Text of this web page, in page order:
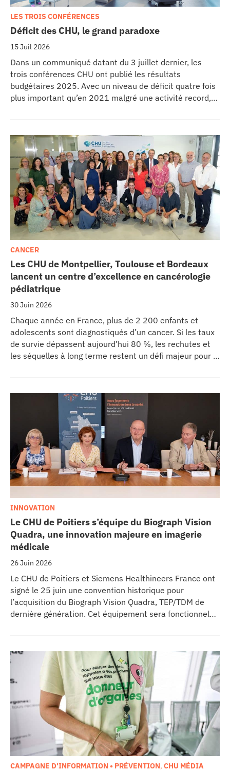
Déficit des CHU, le grand paradoxe
15 Juil 2026
LES TROIS CONFÉRENCES
Dans un communiqué datant du 3 juillet dernier, les
trois conférences CHU ont publié les résultats
budgétaires 2025. Avec un niveau de déficit quatre fois
plus important qu’en 2021 malgré une activité record,
Les CHU de Montpellier, Toulouse et Bordeaux
lancent un centre d’excellence en cancérologie
pédiatrique
30 Juin 2026
CANCER
Chaque année en France, plus de 2 200 enfants et
adolescents sont diagnostiqués d’un cancer. Si les taux
de survie dépassent aujourd’hui 80 %, les rechutes et
les séquelles à long terme restent un défi majeur pour la
l’Oncopole Claudius Regaud et de leurs partenaires,
lancent CIRCLE, un centre de recherche d’excellence
dédié aux cancers pédiatriques.
Le CHU de Poitiers s’équipe du Biograph Vision
Quadra, une innovation majeure en imagerie
médicale
26 Juin 2026
INNOVATION
Le CHU de Poitiers et Siemens Healthineers France ont
signé le 25 juin une convention historique pour
l’acquisition du Biograph Vision Quadra, TEP/TDM de
dernière génération. Cet équipement sera fonctionnel
l’excellence clinique et scientifique de l’établissement.
Ce projet représente un investissement de 9,5 millions
d’euros pour l’acquisition et l’installation de
l’équipement au cœur même du pôle régional de
cancérologie.
CAMPAGNE D'INFORMATION • PRÉVENTION, CHU MÉDIA